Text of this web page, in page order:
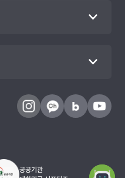
공공기관